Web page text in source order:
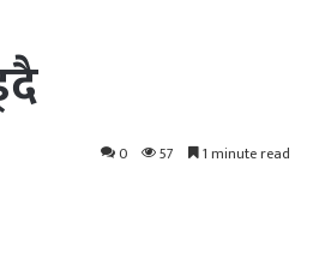
0 57 1 minute read